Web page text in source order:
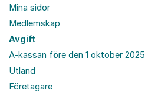
Mina sidor
Medlemskap
Avgift
A-kassan före den 1 oktober 2025
Utland
Företagare